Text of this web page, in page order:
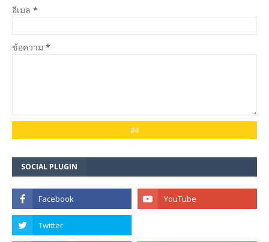
อีเมล *
ข้อความ *
SOCIAL PLUGIN